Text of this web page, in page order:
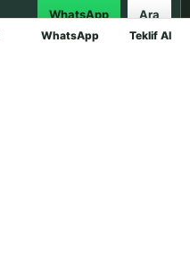
WhatsApp Teklif Al
WhatsApp Ara